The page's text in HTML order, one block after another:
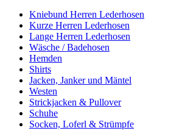
Kniebund Herren Lederhosen
Kurze Herren Lederhosen
Lange Herren Lederhosen
Wäsche / Badehosen
Hemden
Shirts
Jacken, Janker und Mäntel
Westen
Strickjacken & Pullover
Schuhe
Socken, Loferl & Strümpfe